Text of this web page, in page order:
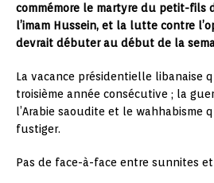
commémore le martyre du petit-fils
l’imam Hussein, et la lutte contre
devrait débuter au début de la
La vacance présidentielle libanaise
troisième année consécutive ; la
l’Arabie saoudite et le wahhabisme
fustiger.
Pas de face-à-face entre sunnites